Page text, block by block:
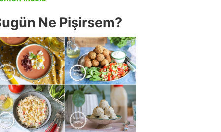
Ne Pişirsem?